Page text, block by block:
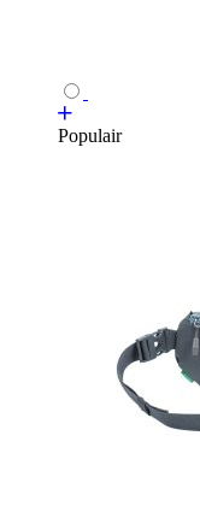
Populair